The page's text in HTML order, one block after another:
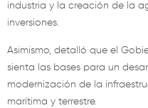
industria y la creación de la
inversiones.
Asimismo, detalló que el
sienta las bases para un
modernización de la
marítima y terrestre.